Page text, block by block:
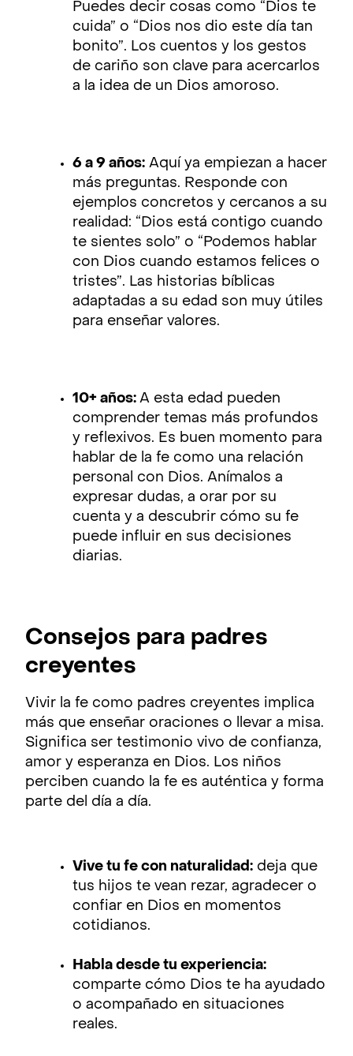
Puedes decir cosas como “Dios te
cuida” o “Dios nos dio este día tan
bonito”. Los cuentos y los gestos
de cariño son clave para acercarlos
a la idea de un Dios amoroso.
6 a 9 años: Aquí ya empiezan a hacer
más preguntas. Responde con
ejemplos concretos y cercanos a su
realidad: “Dios está contigo cuando
te sientes solo” o “Podemos hablar
con Dios cuando estamos felices o
tristes”. Las historias bíblicas
adaptadas a su edad son muy útiles
para enseñar valores.
10+ años: A esta edad pueden
comprender temas más profundos
y reflexivos. Es buen momento para
hablar de la fe como una relación
personal con Dios. Anímalos a
expresar dudas, a orar por su
cuenta y a descubrir cómo su fe
puede influir en sus decisiones
diarias.
Consejos para padres
creyentes
Vivir la fe como padres creyentes implica
más que enseñar oraciones o llevar a misa.
Significa ser testimonio vivo de confianza,
amor y esperanza en Dios. Los niños
perciben cuando la fe es auténtica y forma
parte del día a día.
Vive tu fe con naturalidad: deja que
tus hijos te vean rezar, agradecer o
confiar en Dios en momentos
cotidianos.
Habla desde tu experiencia:
comparte cómo Dios te ha ayudado
o acompañado en situaciones
reales.